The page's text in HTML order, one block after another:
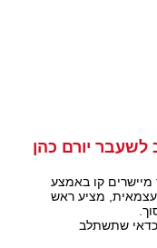
יורם כהן
מיישרים קו באמצע
מציע ראש
שתשתלב